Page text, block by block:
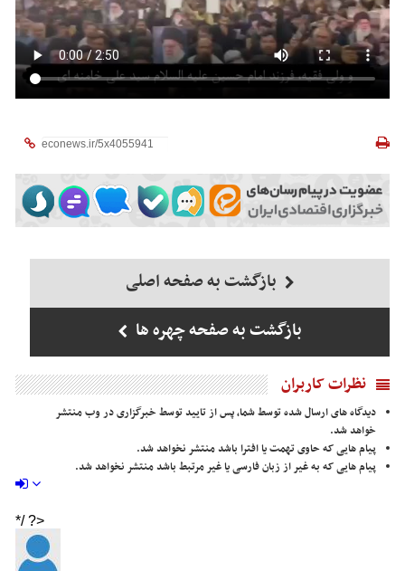
بازگشت به صفحه اصلی
بازگشت به صفحه چهره ها
نظرات کاربران
دیدگاه های ارسال شده توسط شما، پس از تایید توسط خبرگزاری در وب منتشر
خواهد شد.
پیام هایی که حاوی تهمت یا افترا باشد منتشر نخواهد شد.
پیام هایی که به غیر از زبان فارسی یا غیر مرتبط باشد منتشر نخواهد شد.